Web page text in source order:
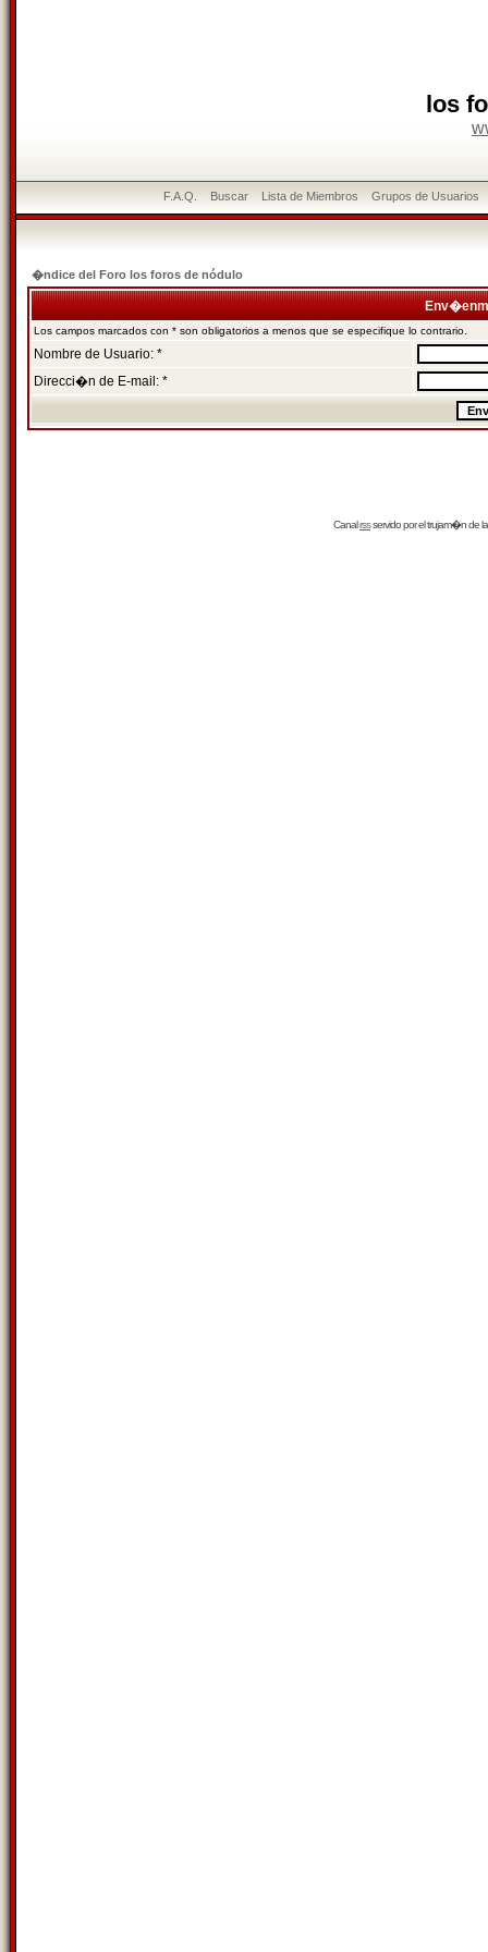
los
F.A.Q. Buscar Lista de Miembros Grupos de Usuarios
�ndice del Foro los foros de nódulo
Los campos marcados con * son obligatorios a menos que se especifique lo contrario.
Nombre de Usuario: *
Direcci�n de E-mail: *
Canalrssservido por eltrujam�nde